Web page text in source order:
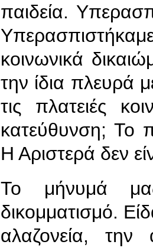
παιδεία.
κοινωνικά
την ίδια πλευρά
τις πλατειές
κατεύθυνση; Το
Η Αριστερά δεν
Το μήνυμά
δικομματισμό.
αλαζονεία, την